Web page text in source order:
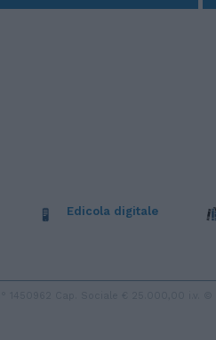
Edicola digitale